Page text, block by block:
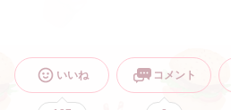
いいね コメント